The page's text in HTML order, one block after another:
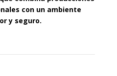
con un ambiente
y seguro.